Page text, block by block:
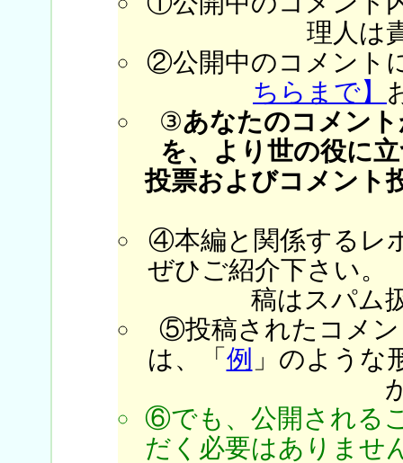
理人は
②公開中のコメント
ちらまで】
③あなたのコメン
を、より世の役に
投票およびコメント
④本編と関係するレ
ぜひご紹介下さい。
稿はスパム
⑤投稿されたコメン
は、「 例 」のような
⑥でも、公開される
だく必要はありませ